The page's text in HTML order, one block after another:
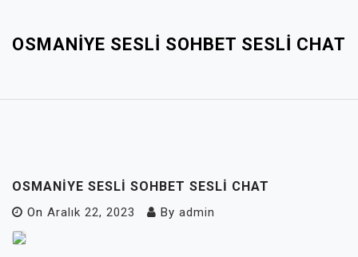
OSMANIYE SESLI SOHBET SESLI CHAT
OSMANIYE SESLI SOHBET SESLI CHAT
On Aralık 22, 2023 By admin